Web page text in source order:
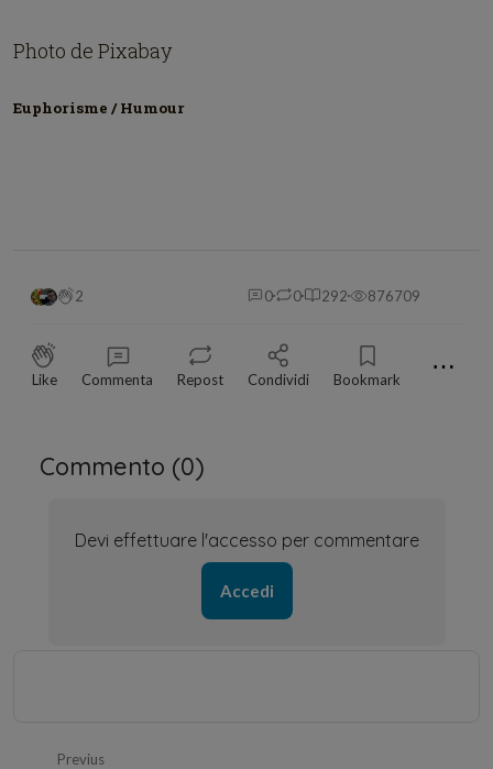
Photo de Pixabay
Euphorisme / Humour
2 0 0 292 876709
Like Commenta Repost Condividi Bookmark ⋯
Commento (0)
Devi effettuare l'accesso per commentare
Accedi
Previus